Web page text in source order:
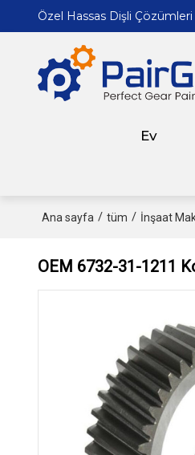
Özel Hassas Dişli Çözümleri
Ev
Ana sayfa / tüm / İnşaat
OEM 6732-31-1211